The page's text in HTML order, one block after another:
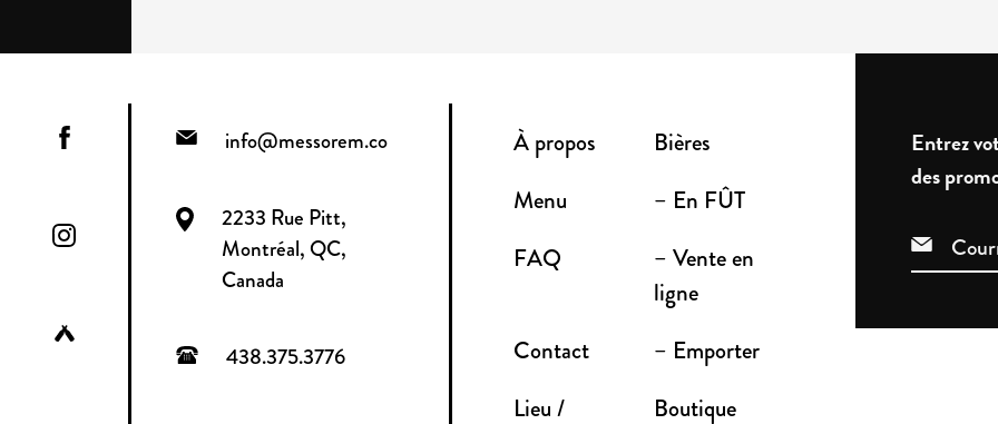
info@messorem.co
2233 Rue Pitt,
Montréal, QC,
Canada
438.375.3776
À propos
Bières
Menu
– En FÛT
FAQ
– Vente en
ligne
Contact
– Emporter
Lieu /
Boutique
Entrez
des